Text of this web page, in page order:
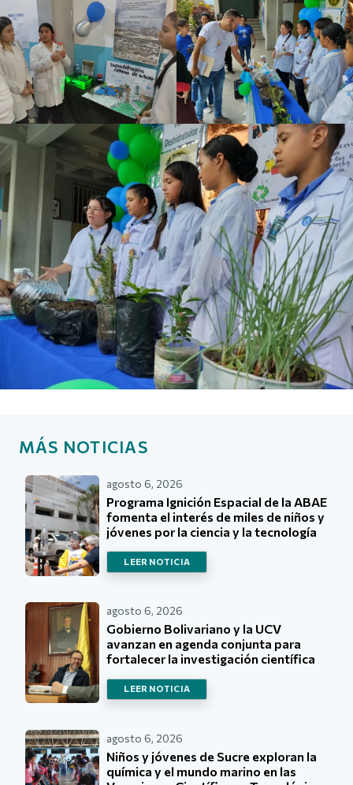
MÁS NOTICIAS
agosto 6, 2026
Programa Ignición Espacial de la ABAE
fomenta el interés de miles de niños y
jóvenes por la ciencia y la tecnología
LEER NOTICIA
agosto 6, 2026
Gobierno Bolivariano y la UCV
avanzan en agenda conjunta para
fortalecer la investigación científica
LEER NOTICIA
agosto 6, 2026
Niños y jóvenes de Sucre exploran la
química y el mundo marino en las